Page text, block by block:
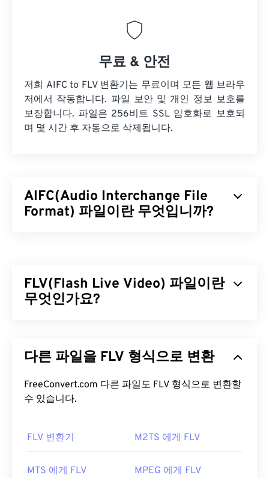
무료 & 안전
저희 AIFC to FLV 변환기는 무료이며 모든 웹 브라우
저에서 작동합니다. 파일 보안 및 개인 정보 보호를
보장합니다. 파일은 256비트 SSL 암호화로 보호되
며 몇 시간 후 자동으로 삭제됩니다.
AIFC(Audio Interchange File
Format) 파일이란 무엇입니까?
AIFF의 파일 확장자가 호환되는 것처럼 보이지만,
"C"로 끝나는 것이 올바른 명칭입니다.
AIFC 파일을 여는 데 가장 좋은 프로그램은iTunes
입니다. 또 다른 좋은 선택은
VLC 미디어 플레이어
인데, Mac OS X와 ​​모바일을 포함한 대부분의 플랫폼
에서 작동하는 안정적인 프로그램입니다.
최초 출시: 1988
FLV(Flash Live Video) 파일이란
무엇인가요?
고품질의 동기화가 잘 된 멀티미디어 콘텐츠를 제공
므로코덱을사용하여 파일 크기를 압축합니다. FLV
는 ISO 기반 미디어 파일 형식이라고도 하는 개방형
다른 파일을 FLV 형식으로 변환
FreeConvert.com 다른 파일도 FLV 형식으로 변환할
수 있습니다.
FLV 변환기 M2TS 에게 FLV
MTS 에게 FLV MPEG 에게 FLV